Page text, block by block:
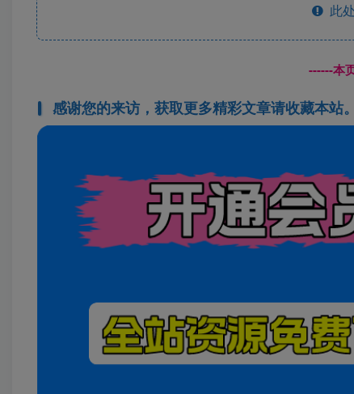
此
------本
感谢您的来访，获取更多精彩文章请收藏本站。